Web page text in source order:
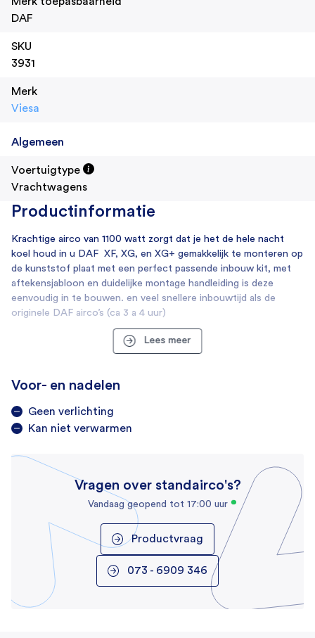
DAF
SKU
3931
Merk
Viesa
Algemeen
Voertuigtype
Vrachtwagens
Productinformatie
Krachtige airco van 1100 watt zorgt dat je het de hele nacht
koel houd in u DAF XF, XG, en XG+ gemakkelijk te monteren op
de kunststof plaat met een perfect passende inbouw kit, met
aftekensjabloon en duidelijke montage handleiding is deze
eenvoudig in te bouwen. en veel snellere inbouwtijd als de
originele DAF airco’s (ca 3 a 4 uur)
Lees meer
Voor- en nadelen
Geen verlichting
Kan niet verwarmen
Vragen over standairco's?
Vandaag geopend tot 17:00 uur
Productvraag
073 - 6909 346